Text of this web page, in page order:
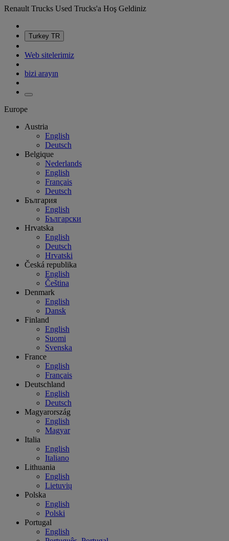
Renault Trucks Used Trucks'a Hoş Geldiniz
Turkey TR
Web sitelerimiz
bizi arayın
Europe
Austria
English
Deutsch
Belgique
Nederlands
English
Français
Deutsch
България
English
Български
Hrvatska
English
Deutsch
Hrvatski
Česká republika
English
Čeština
Denmark
English
Dansk
Finland
English
Suomi
Svenska
France
English
Français
Deutschland
English
Deutsch
Magyarország
English
Magyar
Italia
English
Italiano
Lithuania
English
Lietuvių
Polska
English
Polski
Portugal
English